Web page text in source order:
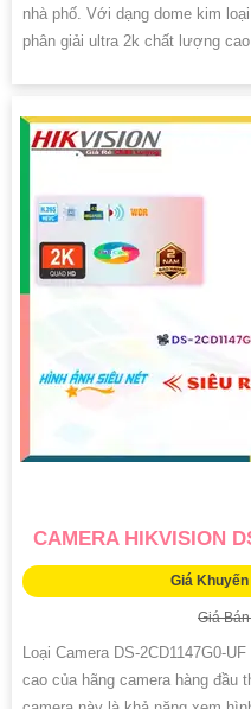
nhà phố. Với dạng dome kim
phân giải ultra 2k chất lượng cao
CAMERA HIKVISION
Giá Khuyến
Giá
Loại Camera DS-2CD1147G0-
cao của hãng camera hàng đầu